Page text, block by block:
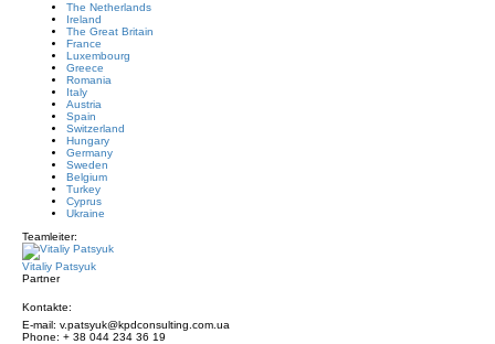
The Netherlands
Ireland
The Great Britain
France
Luxembourg
Greece
Romania
Italy
Austria
Spain
Switzerland
Hungary
Germany
Sweden
Belgium
Turkey
Cyprus
Ukraine
Teamleiter:
Vitaliy Patsyuk
Partner
Kontakte:
E-mail: v.patsyuk@kpdconsulting.com.ua
Phone: + 38 044 234 36 19